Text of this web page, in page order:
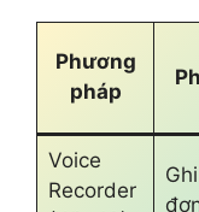
Phương
pháp
Voice
Recorder